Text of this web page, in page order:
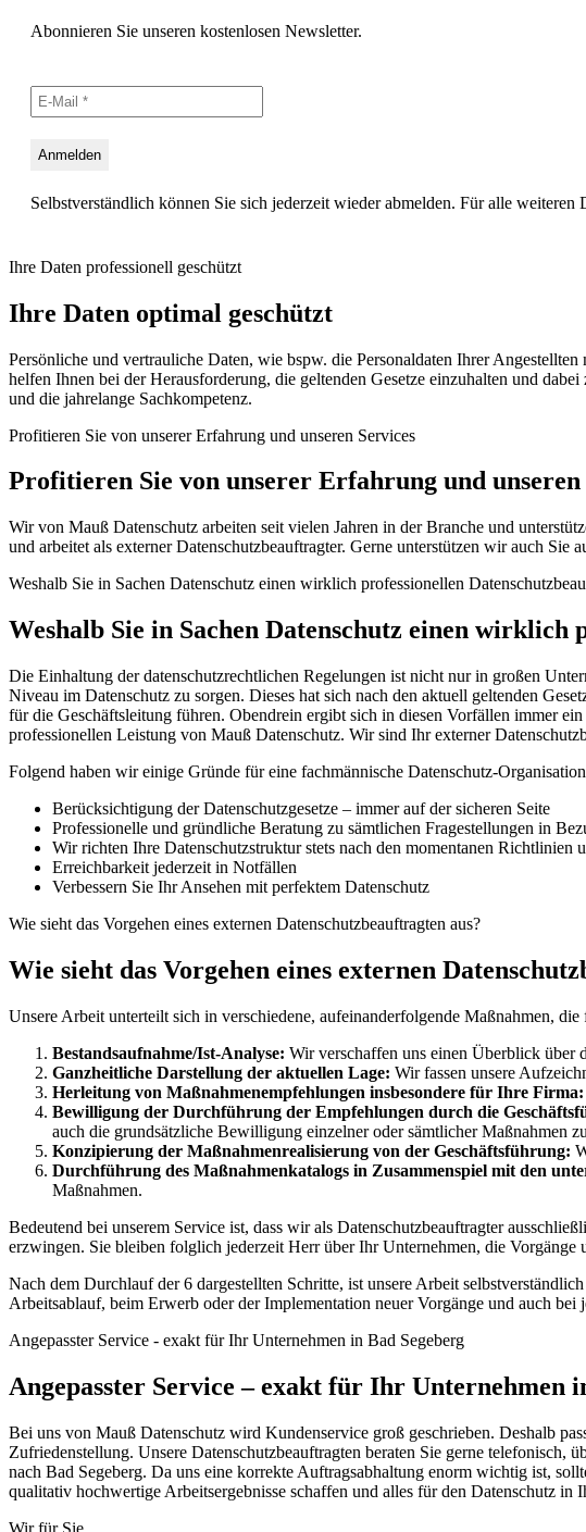
Abonnieren Sie unseren kostenlosen Newsletter.
Selbstverständlich können Sie sich jederzeit wieder abmelden. Für alle weiteren
Ihre Daten professionell geschützt
Ihre Daten optimal geschützt
Persönliche und vertrauliche Daten, wie bspw. die Personaldaten Ihrer
helfen Ihnen bei der Herausforderung, die geltenden Gesetze einzuhalten und
und die jahrelange Sachkompetenz.
Profitieren Sie von unserer Erfahrung und unseren Services
Profitieren Sie von unserer Erfahrung und unseren
Wir von Mauß Datenschutz arbeiten seit vielen Jahren in der Branche und
und arbeitet als externer Datenschutzbeauftragter. Gerne unterstützen wir auch
Weshalb Sie in Sachen Datenschutz einen wirklich professionellen
Weshalb Sie in Sachen Datenschutz einen
Die Einhaltung der datenschutzrechtlichen Regelungen ist nicht nur in großen
Niveau im Datenschutz zu sorgen. Dieses hat sich nach den aktuell geltenden
für die Geschäftsleitung führen. Obendrein ergibt sich in diesen Vorfällen immer
professionellen Leistung von Mauß Datenschutz. Wir sind Ihr externer
Folgend haben wir einige Gründe für eine fachmännische Datenschutz-
Berücksichtigung der Datenschutzgesetze – immer auf der sicheren Seite
Professionelle und gründliche Beratung zu sämtlichen Fragestellungen in
Wir richten Ihre Datenschutzstruktur stets nach den momentanen Richtlinien
Erreichbarkeit jederzeit in Notfällen
Verbessern Sie Ihr Ansehen mit perfektem Datenschutz
Wie sieht das Vorgehen eines externen Datenschutzbeauftragten aus?
Wie sieht das Vorgehen eines externen
Unsere Arbeit unterteilt sich in verschiedene, aufeinanderfolgende Maßnahmen, die
Bestandsaufnahme/Ist-Analyse: Wir verschaffen uns einen Überblick über
Ganzheitliche Darstellung der aktuellen Lage: Wir fassen unsere
Herleitung von Maßnahmenempfehlungen insbesondere für Ihre Firma:
Bewilligung der Durchführung der Empfehlungen durch die
auch die grundsätzliche Bewilligung einzelner oder sämtlicher Maßnahmen
Konzipierung der Maßnahmenrealisierung von der Geschäftsführung:
Durchführung des Maßnahmenkatalogs in Zusammenspiel mit den
Maßnahmen.
Bedeutend bei unserem Service ist, dass wir als Datenschutzbeauftragter
erzwingen. Sie bleiben folglich jederzeit Herr über Ihr Unternehmen, die Vorgänge
Nach dem Durchlauf der 6 dargestellten Schritte, ist unsere Arbeit
Arbeitsablauf, beim Erwerb oder der Implementation neuer Vorgänge und auch
Angepasster Service - exakt für Ihr Unternehmen in Bad Segeberg
Angepasster Service – exakt für Ihr Unternehmen
Bei uns von Mauß Datenschutz wird Kundenservice groß geschrieben. Deshalb
Zufriedenstellung. Unsere Datenschutzbeauftragten beraten Sie gerne
nach Bad Segeberg. Da uns eine korrekte Auftragsabhaltung enorm wichtig ist,
qualitativ hochwertige Arbeitsergebnisse schaffen und alles für den Datenschutz in
Wir für Sie